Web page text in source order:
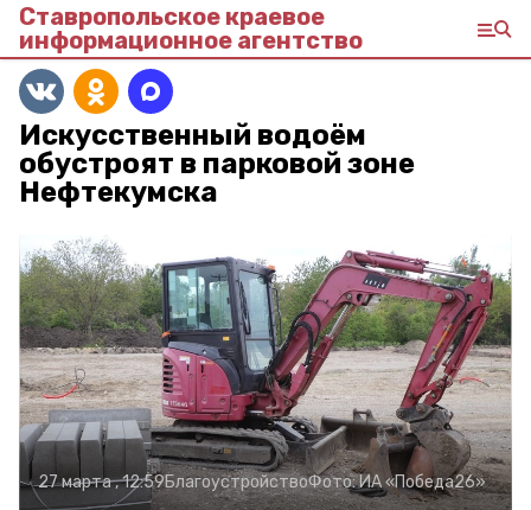
Ставропольское краевое
информационное агентство
Искусственный водоём
обустроят в парковой зоне
Нефтекумска
27 марта , 12:59БлагоустройствоФото:ИА «Победа26»